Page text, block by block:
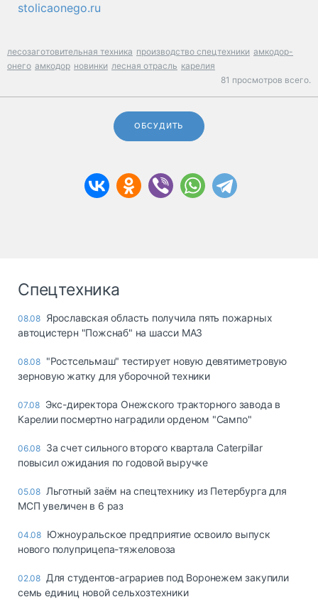
stolicaonego.ru
лесозаготовительная техника производство спецтехники амкодор-
онего амкодор новинки лесная отрасль карелия
81 просмотров всего.
ОБСУДИТЬ
Спецтехника
08.08 Ярославская область получила пять пожарных
автоцистерн "Пожснаб" на шасси МАЗ
08.08 "Ростсельмаш" тестирует новую девятиметровую
зерновую жатку для уборочной техники
07.08 Экс-директора Онежского тракторного завода в
Карелии посмертно наградили орденом "Сампо"
06.08 За счет сильного второго квартала Caterpillar
повысил ожидания по годовой выручке
05.08 Льготный заём на спецтехнику из Петербурга для
МСП увеличен в 6 раз
04.08 Южноуральское предприятие освоило выпуск
нового полуприцепа-тяжеловоза
02.08 Для студентов-аграриев под Воронежем закупили
семь единиц новой сельхозтехники